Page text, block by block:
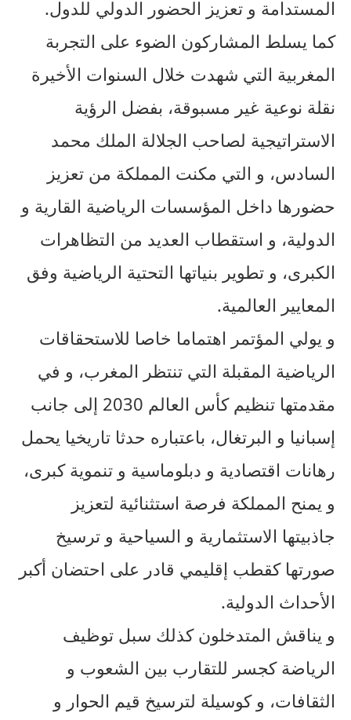
المستدامة و تعزيز الحضور الدولي للدول.
كما يسلط المشاركون الضوء على التجربة
المغربية التي شهدت خلال السنوات الأخيرة
نقلة نوعية غير مسبوقة، بفضل الرؤية
الاستراتيجية لصاحب الجلالة الملك محمد
السادس، و التي مكنت المملكة من تعزيز
حضورها داخل المؤسسات الرياضية القارية و
الدولية، و استقطاب العديد من التظاهرات
الكبرى، و تطوير بنياتها التحتية الرياضية وفق
المعايير العالمية.
و يولي المؤتمر اهتماما خاصا للاستحقاقات
الرياضية المقبلة التي تنتظر المغرب، و في
مقدمتها تنظيم كأس العالم 2030 إلى جانب
إسبانيا و البرتغال، باعتباره حدثا تاريخيا يحمل
رهانات اقتصادية و دبلوماسية و تنموية كبرى،
و يمنح المملكة فرصة استثنائية لتعزيز
جاذبيتها الاستثمارية و السياحية و ترسيخ
صورتها كقطب إقليمي قادر على احتضان أكبر
الأحداث الدولية.
و يناقش المتدخلون كذلك سبل توظيف
الرياضة كجسر للتقارب بين الشعوب و
الثقافات، و كوسيلة لترسيخ قيم الحوار و